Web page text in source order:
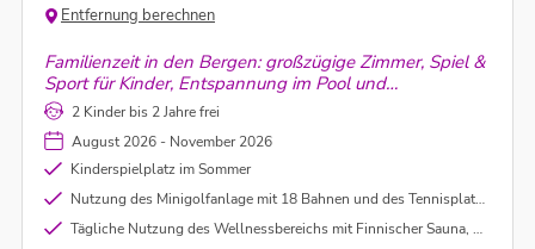
Entfernung berechnen
Familienzeit in den Bergen: großzügige Zimmer, Spiel &
Sport für Kinder, Entspannung im Pool und
Wellnessbereich – dazu genussvolle Halbpension.
Urlaub, der Groß und Klein begeistert.
2 Kinder bis 2 Jahre frei
August 2026 - November 2026
Kinderspielplatz im Sommer
Nutzung des Minigolfanlage mit 18 Bahnen und des Tennisplatz inklusive
Tägliche Nutzung des Wellnessbereichs mit Finnischer Sauna, Bio Sauna und Ruheraum